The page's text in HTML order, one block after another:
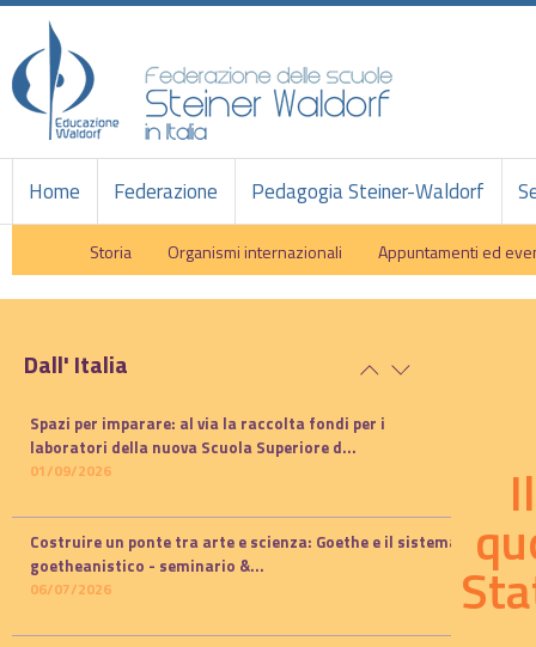
Home Federazione Pedagogia Steiner-Waldorf
Storia Organismi internazionali Appuntamenti ed
Dall' Italia
Spazi per imparare: al via la raccolta fondi per i
laboratori della nuova Scuola Superiore d...
01/09/2026
Costruire un ponte tra arte e scienza: Goethe e il sistema
goetheanistico - seminario &...
06/07/2026